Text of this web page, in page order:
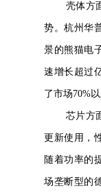
壳体方
势。杭州华
景的熊猫电
速增长超过
了市场70%
芯片方
更新使用，
随着功率的
场垄断型的